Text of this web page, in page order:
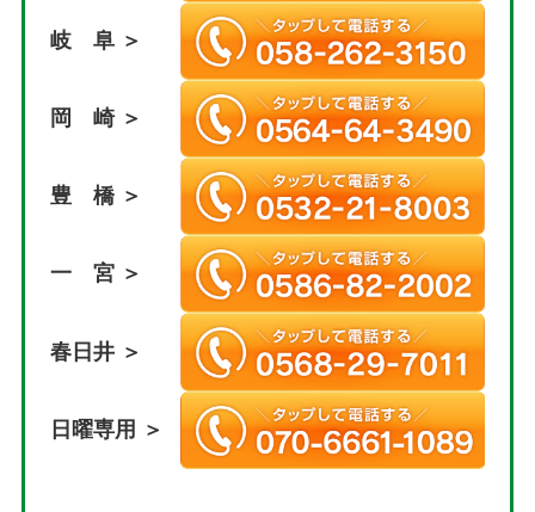
岐 阜 ＞
岡 崎 ＞
豊 橋 ＞
一 宮 ＞
春日井 ＞
日曜専用 ＞